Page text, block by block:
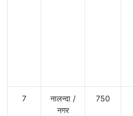
7 नालन्दा/
नगर
750